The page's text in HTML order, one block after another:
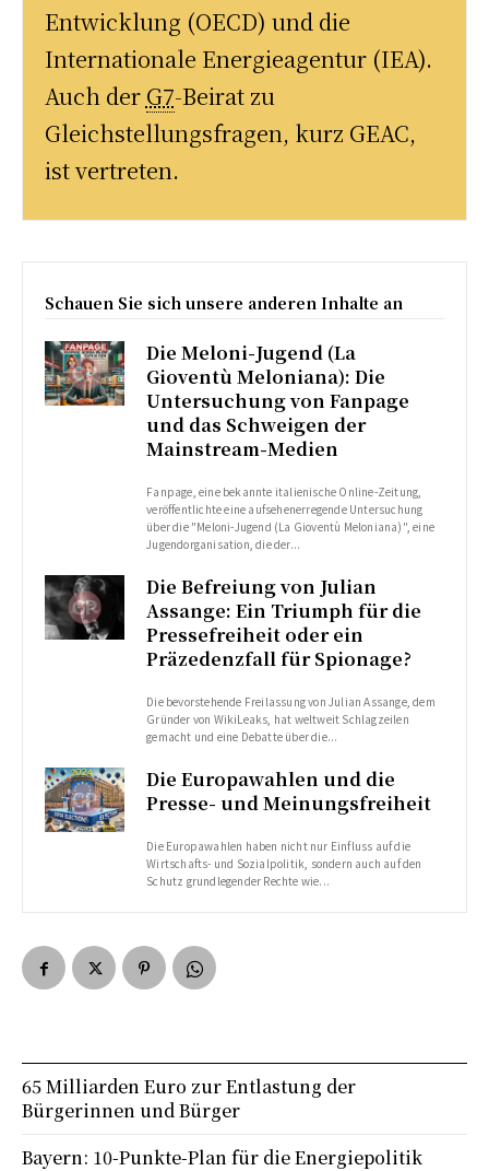
Entwicklung (OECD) und die
Internationale Energieagentur (IEA).
Auch der G7-Beirat zu
Gleichstellungsfragen, kurz GEAC,
ist vertreten.
Schauen Sie sich unsere anderen Inhalte an
Die Meloni-Jugend (La
Gioventù Meloniana): Die
Untersuchung von Fanpage
und das Schweigen der
Mainstream-Medien
Fanpage, eine bekannte italienische Online-Zeitung,
veröffentlichte eine aufsehenerregende Untersuchung
über die "Meloni-Jugend (La Gioventù Meloniana)", eine
Jugendorganisation, die der...
Die Befreiung von Julian
Assange: Ein Triumph für die
Pressefreiheit oder ein
Präzedenzfall für Spionage?
Die bevorstehende Freilassung von Julian Assange, dem
Gründer von WikiLeaks, hat weltweit Schlagzeilen
gemacht und eine Debatte über die...
Die Europawahlen und die
Presse- und Meinungsfreiheit
Die Europawahlen haben nicht nur Einfluss auf die
Wirtschafts- und Sozialpolitik, sondern auch auf den
Schutz grundlegender Rechte wie...
65 Milliarden Euro zur Entlastung der
Bürgerinnen und Bürger
Bayern: 10-Punkte-Plan für die Energiepolitik